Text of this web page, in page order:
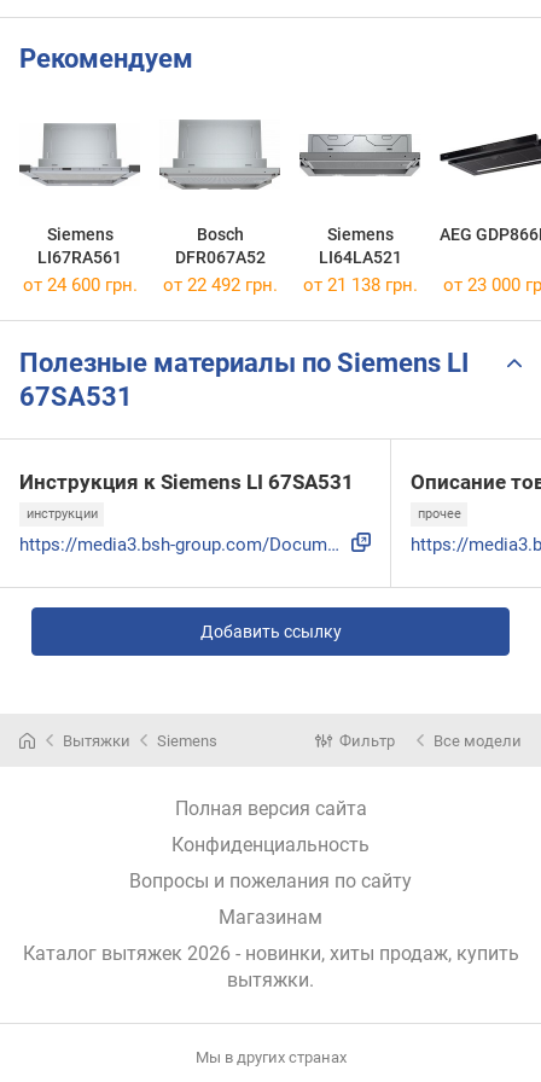
Рекомендуем
Siemens
LI67RA561
Bosch
DFR067A52
Siemens
LI64LA521
AEG
от 24 600 грн. от 22 492 грн. от 21 138 грн. от 23 000
Полезные материалы по Siemens LI
67SA531
Инструкция к Siemens LI 67SA531
инструкции
https://media3.bsh-group.com/Documents/9001527764_C.pdf
Описание
прочее
Добавить ссылку
Вытяжки Siemens Фильтр Все модели
Полная версия сайта
Конфиденциальность
Вопросы и пожелания по сайту
Магазинам
Каталог вытяжек 2026 - новинки, хиты продаж, купить
вытяжки.
Мы в других странах